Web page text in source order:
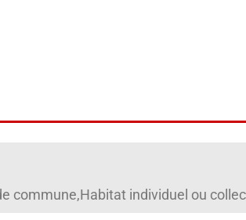
commune,Habitat individuel ou